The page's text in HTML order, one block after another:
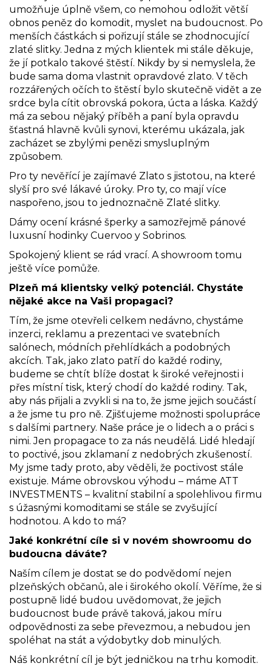
umožňuje úplně všem, co nemohou odložit větší
obnos peněz do komodit, myslet na budoucnost. Po
menších částkách si pořizují stále se zhodnocující
zlaté slitky. Jedna z mých klientek mi stále děkuje,
že jí potkalo takové štěstí. Nikdy by si nemyslela, že
bude sama doma vlastnit opravdové zlato. V těch
rozzářených očích to štěstí bylo skutečně vidět a ze
srdce byla cítit obrovská pokora, úcta a láska. Každý
má za sebou nějaký příběh a paní byla opravdu
šťastná hlavně kvůli synovi, kterému ukázala, jak
zacházet se zbylými penězi smysluplným
způsobem.
Pro ty nevěřící je zajímavé Zlato s jistotou, na které
slyší pro své lákavé úroky. Pro ty, co mají více
naspořeno, jsou to jednoznačně Zlaté slitky.
Dámy ocení krásné šperky a samozřejmě pánové
luxusní hodinky Cuervoo y Sobrinos.
Spokojený klient se rád vrací. A showroom tomu
ještě více pomůže.
Plzeň má klientsky velký potenciál. Chystáte
nějaké akce na Vaši propagaci?
Tím, že jsme otevřeli celkem nedávno, chystáme
inzerci, reklamu a prezentaci ve svatebních
salónech, módních přehlídkách a podobných
akcích. Tak, jako zlato patří do každé rodiny,
budeme se chtít blíže dostat k široké veřejnosti i
přes místní tisk, který chodí do každé rodiny. Tak,
aby nás přijali a zvykli si na to, že jsme jejich součástí
a že jsme tu pro ně. Zjišťujeme možnosti spolupráce
s dalšími partnery. Naše práce je o lidech a o práci s
nimi. Jen propagace to za nás neudělá. Lidé hledají
to poctivé, jsou zklamaní z nedobrých zkušeností.
My jsme tady proto, aby věděli, že poctivost stále
existuje. Máme obrovskou výhodu – máme ATT
INVESTMENTS – kvalitní stabilní a spolehlivou firmu
s úžasnými komoditami se stále se zvyšující
hodnotou. A kdo to má?
Jaké konkrétní cíle si v novém showroomu do
budoucna dáváte?
Naším cílem je dostat se do podvědomí nejen
plzeňských občanů, ale i širokého okolí. Věříme, že si
postupně lidé budou uvědomovat, že jejich
budoucnost bude právě taková, jakou míru
odpovědnosti za sebe převezmou, a nebudou jen
spoléhat na stát a výdobytky dob minulých.
Náš konkrétní cíl je být jedničkou na trhu komodit.